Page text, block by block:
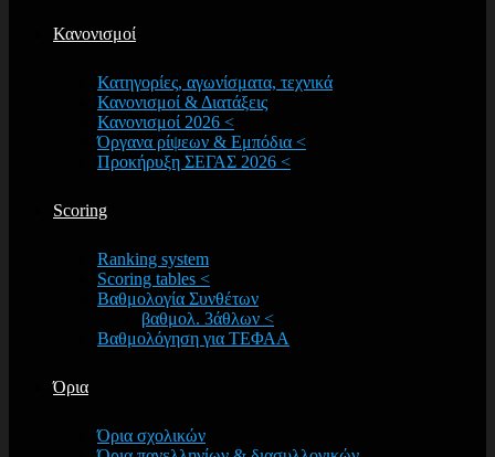
Κανονισμοί
Κατηγορίες, αγωνίσματα, τεχνικά
Κανονισμοί & Διατάξεις
Κανονισμοί 2026 <
Όργανα ρίψεων & Εμπόδια <
Προκήρυξη ΣΕΓΑΣ 2026 <
Scoring
Ranking system
Scoring tables <
Βαθμολογία Συνθέτων
βαθμολ. 3άθλων <
Βαθμολόγηση για ΤΕΦΑΑ
Όρια
Όρια σχολικών